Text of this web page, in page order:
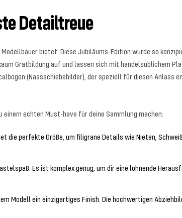
Detailtreue
bietet. Diese Jubiläums-Edition wurde so
Gratbildung auf und lassen sich mit handelsüblichem
(Nassschiebebilder), der speziell für diesen
echten Must-have für deine Sammlung machen:
die perfekte Größe, um filigrane Details wie Nieten,
Es ist komplex genug, um dir eine lohnende
Modell ein einzigartiges Finish. Die hochwertigen